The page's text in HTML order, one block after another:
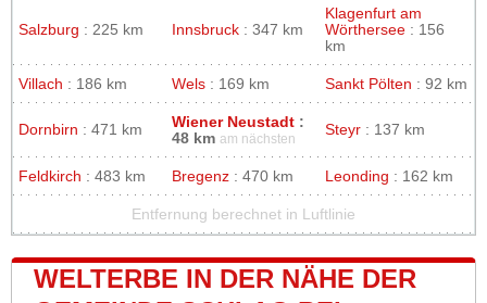
Salzburg : 225 km Innsbruck : 347 km
Klagenfurt am
Wörthersee : 156
km
Villach : 186 km Wels : 169 km Sankt Pölten : 92 km
Dornbirn : 471 km Wiener Neustadt :
48 km am nächsten
Steyr : 137 km
Feldkirch : 483 km Bregenz : 470 km Leonding : 162 km
Entfernung berechnet in Luftlinie
WELTERBE IN DER NÄHE DER